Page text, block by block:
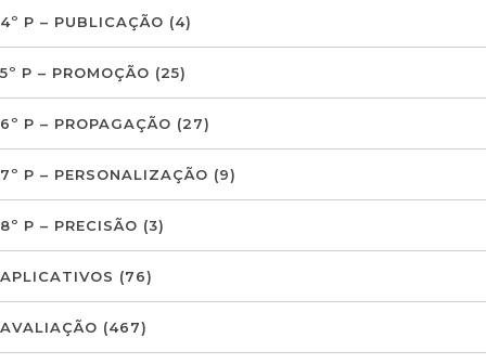
4º P – PUBLICAÇÃO (4)
5º P – PROMOÇÃO (25)
6º P – PROPAGAÇÃO (27)
7º P – PERSONALIZAÇÃO (9)
8º P – PRECISÃO (3)
APLICATIVOS (76)
AVALIAÇÃO (467)